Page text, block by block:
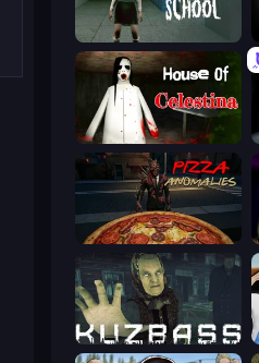
Haunted School
House of Celestina
Pizza Anomalies
Kuzbass Horror